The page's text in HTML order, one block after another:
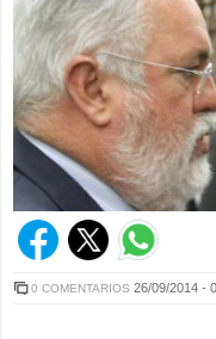
0 COMENTARIOS 26/09/2014 -